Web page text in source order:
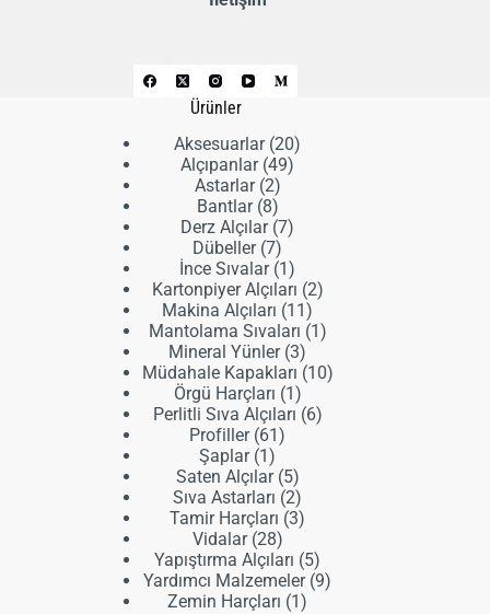
Ürünler
Aksesuarlar 2020
Alçıpanlar 4949
Astarlar 22
ürün
Bantlar 88
ürün
Derz Alçılar 77
Dübeller 77
ürün
İnce Sıvalar 11
ürün
Kartonpiyer Alçıları 22
Makina Alçıları 1111
ürün
Mantolama Sıvaları 1 1
Mineral Yünler 33
ürün
Müdahale Kapakları 1010
Örgü Harçları 1 1
ürün
Perlitli Sıva Alçıları 66
Profiller 6161
Şaplar 11
ürün
Saten Alçılar 55
ürün
Sıva Astarları 22
ürün
Tamir Harçları 33
Vidalar 2828
ürün
Yapıştırma Alçıları 55
ürün
Yardımcı Malzemeler 99
Zemin Harçları 11